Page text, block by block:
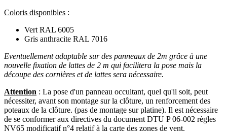
Coloris disponibles :
Vert RAL 6005
Gris anthracite RAL 7016
Eventuellement adaptable sur des panneaux de 2m grâce à une
nouvelle fixation de lattes de 2 m qui facilitera la pose mais la
découpe des cornières et de lattes sera nécessaire.
Attention : La pose d'un panneau occultant, quel qu'il soit, peut
nécessiter, avant son montage sur la clôture, un renforcement des
poteaux de la clôture. (pas de montage sur platine). Il est nécessaire
de se conformer aux directives du document DTU P 06-002 règles
NV65 modificatif n°4 relatif à la carte des zones de vent.